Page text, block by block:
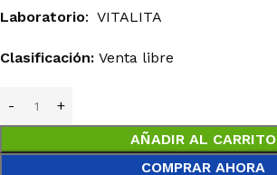
Laboratorio: VITALITA
Clasificación: Venta libre
AÑADIR AL CARRITO
COMPRAR AHORA